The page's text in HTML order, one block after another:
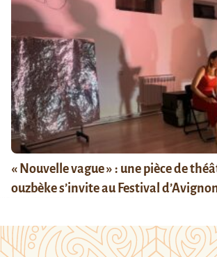
« Nouvelle vague » : une pièce de
ouzbèke s’invite au Festival